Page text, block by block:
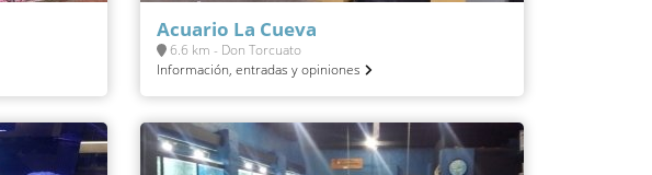
Acuario La Cueva
6.6 km - Don Torcuato
Información, entradas y opiniones